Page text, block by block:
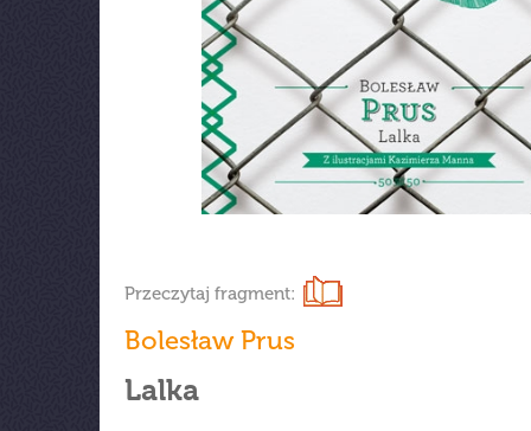
Przeczytaj fragment:
Bolesław Prus
Lalka